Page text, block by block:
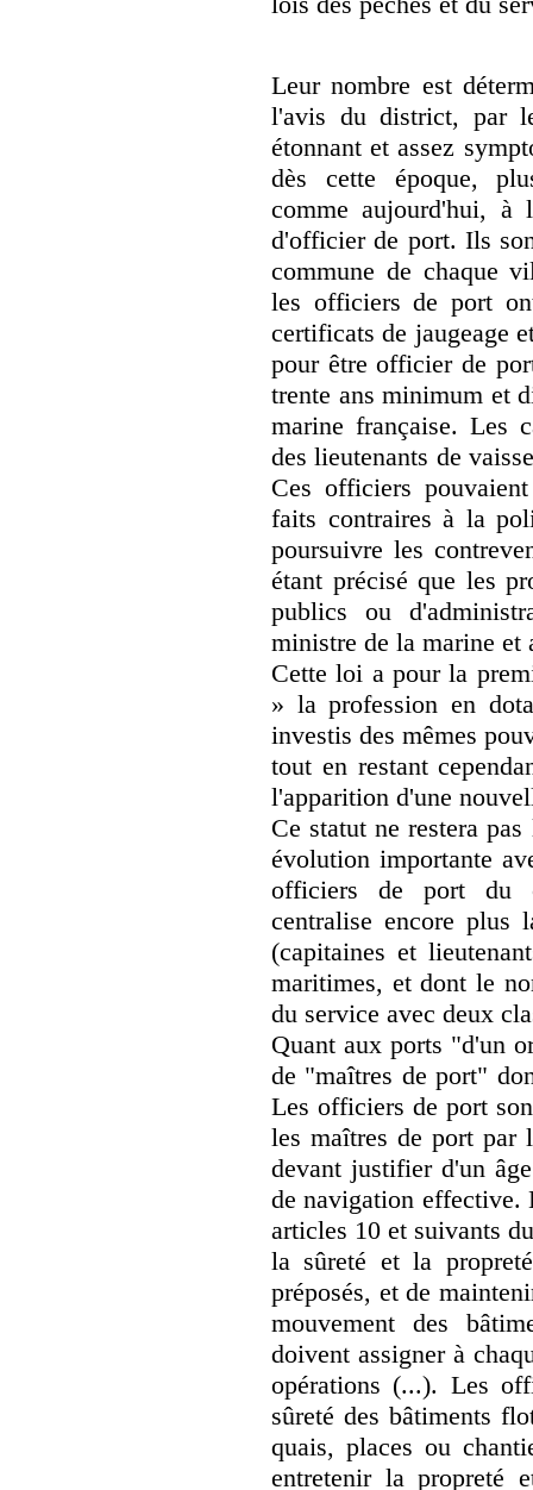
Leur nombre est
l'avis du district, par
étonnant et assez
dès cette époque,
comme aujourd'hui, à
d'officier de port. Ils
commune de chaque
les officiers de port
certificats de jaugeage
pour être officier de
trente ans minimum et
marine française. Les
des lieutenants de
Ces officiers
faits contraires à la
poursuivre les
étant précisé que les
publics ou
ministre de la marine et
Cette loi a pour la
» la profession en
investis des mêmes
tout en restant
l'apparition d'une
Ce statut ne restera
évolution importante
officiers de port du
centralise encore plus
(capitaines et
maritimes, et dont le
du service avec deux
Quant aux ports "d'un
de "maîtres de port"
Les officiers de port
les maîtres de port par
devant justifier d'un
de navigation effective.
articles 10 et suivants
la sûreté et la
préposés, et de
mouvement des
doivent assigner à
opérations (...). Les
sûreté des bâtiments
quais, places ou
entretenir la propreté